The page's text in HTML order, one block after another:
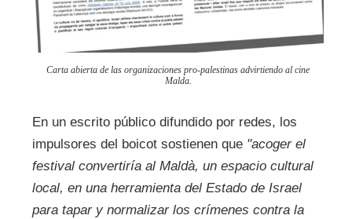
Carta abierta de las organizaciones pro-palestinas advirtiendo al cine
Malda.
En un escrito público difundido por redes, los
impulsores del boicot sostienen que "acoger el
festival convertiría al Maldà, un espacio cultural
local, en una herramienta del Estado de Israel
para tapar y normalizar los crímenes contra la